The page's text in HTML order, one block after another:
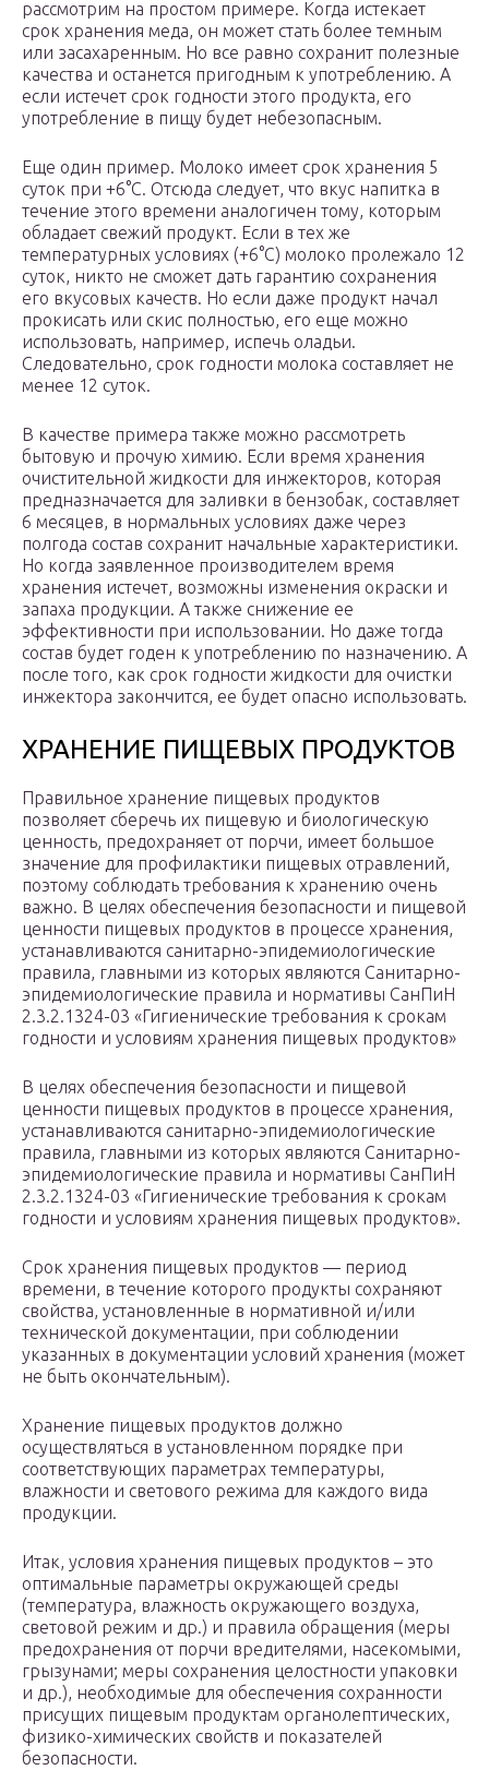
рассмотрим на простом примере. Когда истекает
срок хранения меда, он может стать более темным
или засахаренным. Но все равно сохранит полезные
качества и останется пригодным к употреблению. А
если истечет срок годности этого продукта, его
употребление в пищу будет небезопасным.
Еще один пример. Молоко имеет срок хранения 5
суток при +6°С. Отсюда следует, что вкус напитка в
течение этого времени аналогичен тому, которым
обладает свежий продукт. Если в тех же
температурных условиях (+6°С) молоко пролежало 12
суток, никто не сможет дать гарантию сохранения
его вкусовых качеств. Но если даже продукт начал
прокисать или скис полностью, его еще можно
использовать, например, испечь оладьи.
Следовательно, срок годности молока составляет не
менее 12 суток.
В качестве примера также можно рассмотреть
бытовую и прочую химию. Если время хранения
очистительной жидкости для инжекторов, которая
предназначается для заливки в бензобак, составляет
6 месяцев, в нормальных условиях даже через
полгода состав сохранит начальные характеристики.
Но когда заявленное производителем время
хранения истечет, возможны изменения окраски и
запаха продукции. А также снижение ее
эффективности при использовании. Но даже тогда
состав будет годен к употреблению по назначению. А
после того, как срок годности жидкости для очистки
инжектора закончится, ее будет опасно использовать.
ХРАНЕНИЕ ПИЩЕВЫХ ПРОДУКТОВ
Правильное хранение пищевых продуктов
позволяет сберечь их пищевую и биологическую
ценность, предохраняет от порчи, имеет большое
значение для профилактики пищевых отравлений,
поэтому соблюдать требования к хранению очень
важно. В целях обеспечения безопасности и пищевой
ценности пищевых продуктов в процессе хранения,
устанавливаются санитарно-эпидемиологические
правила, главными из которых являются Санитарно-
эпидемиологические правила и нормативы СанПиН
2.3.2.1324-03 «Гигиенические требования к срокам
годности и условиям хранения пищевых продуктов»
В целях обеспечения безопасности и пищевой
ценности пищевых продуктов в процессе хранения,
устанавливаются санитарно-эпидемиологические
правила, главными из которых являются Санитарно-
эпидемиологические правила и нормативы СанПиН
2.3.2.1324-03 «Гигиенические требования к срокам
годности и условиям хранения пищевых продуктов».
Срок хранения пищевых продуктов — период
времени, в течение которого продукты сохраняют
свойства, установленные в нормативной и/или
технической документации, при соблюдении
указанных в документации условий хранения (может
не быть окончательным).
Хранение пищевых продуктов должно
осуществляться в установленном порядке при
соответствующих параметрах температуры,
влажности и светового режима для каждого вида
продукции.
Итак, условия хранения пищевых продуктов – это
оптимальные параметры окружающей среды
(температура, влажность окружающего воздуха,
световой режим и др.) и правила обращения (меры
предохранения от порчи вредителями, насекомыми,
грызунами; меры сохранения целостности упаковки
и др.), необходимые для обеспечения сохранности
присущих пищевым продуктам органолептических,
физико-химических свойств и показателей
безопасности.